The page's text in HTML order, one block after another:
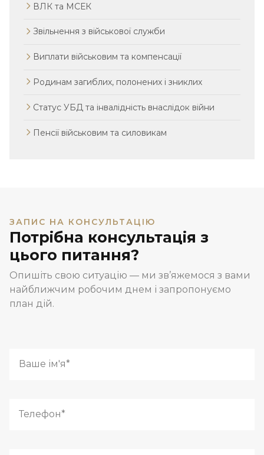
ВЛК та МСЕК
Звільнення з військової служби
Виплати військовим та компенсації
Родинам загиблих, полонених і зниклих
Статус УБД та інвалідність внаслідок війни
Пенсії військовим та силовикам
ЗАПИС НА КОНСУЛЬТАЦІЮ
Потрібна консультація з
цього питання?
Опишіть свою ситуацію — ми зв’яжемося з вами
найближчим робочим днем і запропонуємо
план дій.